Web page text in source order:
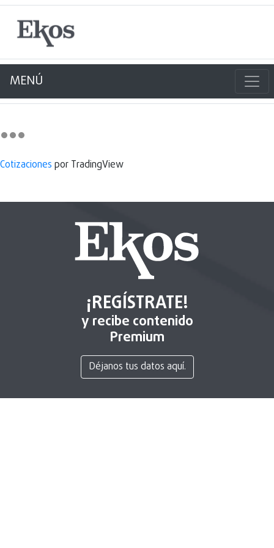
MENÚ
Cotizaciones por TradingView
¡REGÍSTRATE!
y recibe contenido
Premium
Déjanos tus datos aquí.